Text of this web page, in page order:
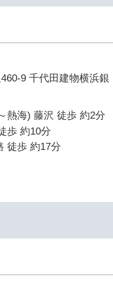
9 千代田建物横浜銀
熱海) 藤沢 徒歩 約2分
歩 約10分
徒歩 約17分